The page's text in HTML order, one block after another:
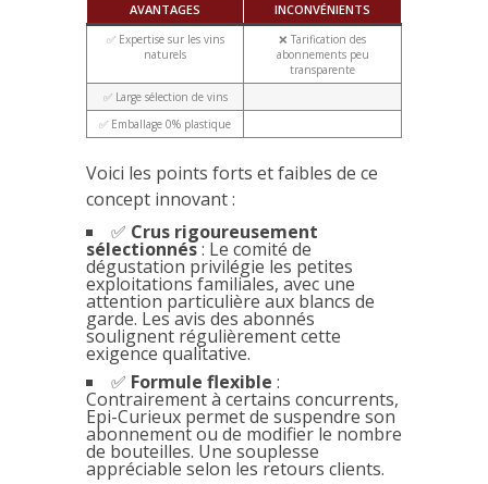
AVANTAGES INCONVÉNIENTS
✅ Expertise sur les vins
naturels
❌ Tarification des
abonnements peu
transparente
✅ Large sélection de vins
✅ Emballage 0% plastique
Voici les points forts et faibles de ce
concept innovant :
✅ Crus rigoureusement
sélectionnés: Le comité de
dégustation privilégie les petites
exploitations familiales, avec une
attention particulière aux blancs de
garde. Les avis des abonnés
soulignent régulièrement cette
exigence qualitative.
✅ Formule flexible :
Contrairement à certains concurrents,
Epi-Curieux permet de suspendre son
abonnement ou de modifier le nombre
de bouteilles. Une souplesse
appréciable selon les retours clients.